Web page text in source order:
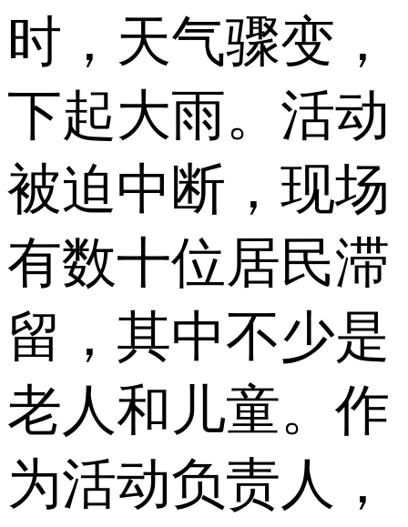
时，天气骤变，
下起大雨。活动
被迫中断，现场
有数十位居民滞
留，其中不少是
老人和儿童。作
为活动负责人，